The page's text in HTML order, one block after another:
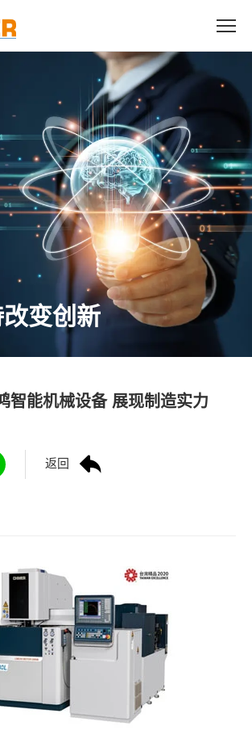
变创新
智能机械设备 展现制造实力
返回